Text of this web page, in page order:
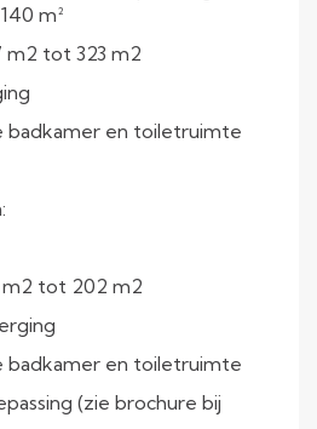
m²
m2 tot 323 m2
badkamer en toiletruimte
m2 tot 202 m2
badkamer en toiletruimte
(zie brochure bij